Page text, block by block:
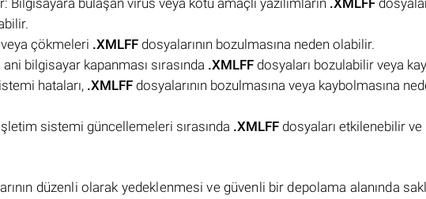
Bilgisayara bulaşan virüs veya kötü amaçlı yazılımların .XMLFF
veya çökmeleri .XMLFF dosyalarının bozulmasına neden olabilir.
bilgisayar kapanması sırasında .XMLFF dosyaları bozulabilir veya
hataları, .XMLFF dosyalarının bozulmasına veya kaybolmasına
sistemi güncellemeleri sırasında .XMLFF dosyaları etkilenebilir ve
düzenli olarak yedeklenmesi ve güvenli bir depolama alanında